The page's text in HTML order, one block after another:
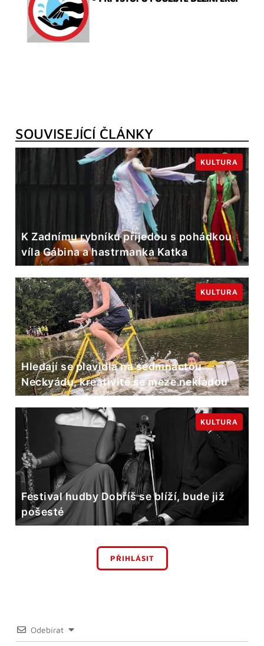
SOUVISEJÍCÍ ČLÁNKY
K Zadnímu rybníku přijedou s pohádkou
víla Gábina a hastrmanka Katka
KULTURA
Hledají se plavidla na sedmnáctou
Neckyádu, kreativitě se meze nekladou
KULTURA
Festival hudby Dobříš se blíží, bude již
pošesté
KULTURA
PŘIHLÁSIT
Odebírat